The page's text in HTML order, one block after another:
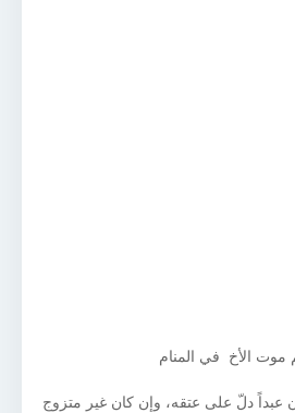
موت الأخ في المنام
عبداً دلّ على عتقه، وإن كان غير متزوج